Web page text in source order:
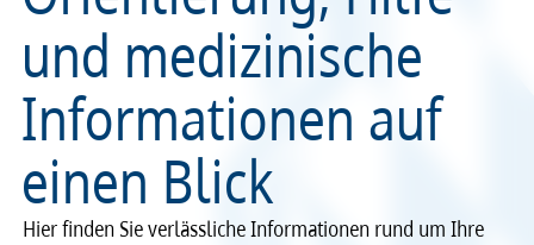
und medizinische
Informationen auf
einen Blick
Hier finden Sie verlässliche Informationen rund um Ihre